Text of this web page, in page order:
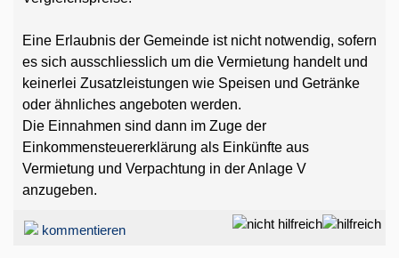
Eine Erlaubnis der Gemeinde ist nicht notwendig, sofern
es sich ausschliesslich um die Vermietung handelt und
keinerlei Zusatzleistungen wie Speisen und Getränke
oder ähnliches angeboten werden.
Die Einnahmen sind dann im Zuge der
Einkommensteuererklärung als Einkünfte aus
Vermietung und Verpachtung in der Anlage V
anzugeben.
kommentieren